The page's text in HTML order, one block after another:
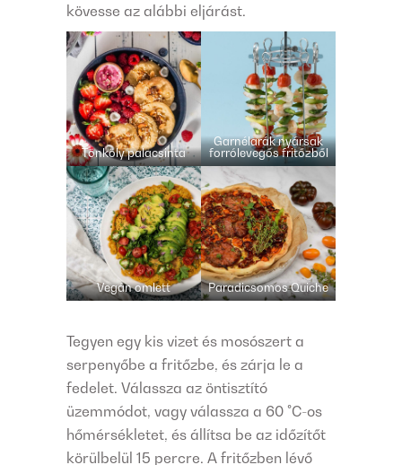
kövesse az alábbi eljárást.
Tönköly palacsinta
Garnélarák nyársak
forrólevegős fritőzből
Vegán omlett Paradicsomos Quiche
Tegyen egy kis vizet és mosószert a
serpenyőbe a fritőzbe, és zárja le a
fedelet. Válassza az öntisztító
üzemmódot, vagy válassza a 60 °C-os
hőmérsékletet, és állítsa be az időzítőt
körülbelül 15 percre. A fritőzben lévő